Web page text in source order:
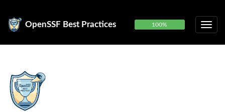
OpenSSF Best Practices 100%